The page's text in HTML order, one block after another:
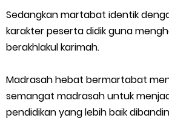
Sedangkan martabat identik
karakter peserta didik guna
berakhlakul karimah.
Madrasah hebat bermartabat
semangat madrasah untuk
pendidikan yang lebih baik